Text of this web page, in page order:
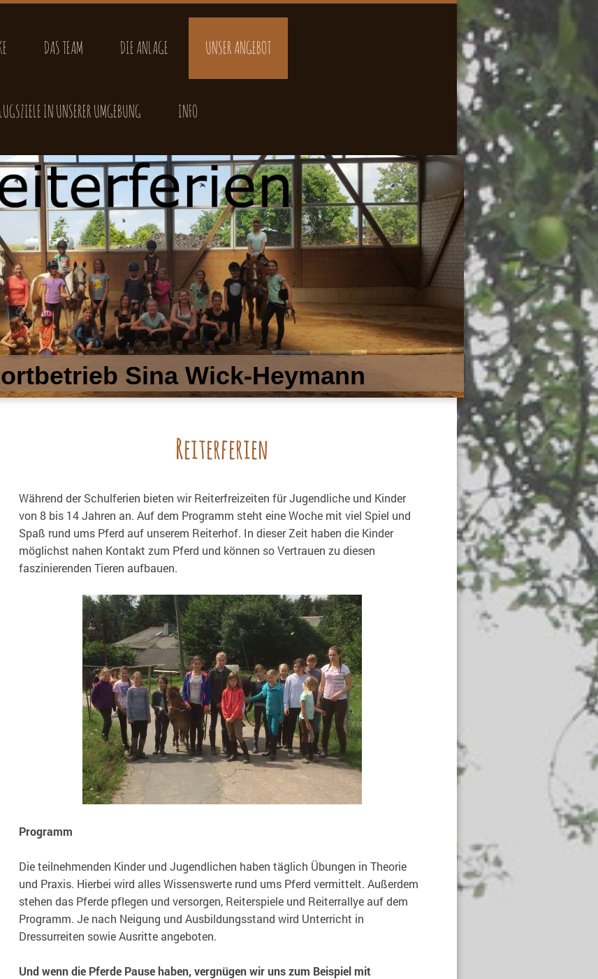
DAS TEAM DIE ANLAGE UNSER ANGEBOT
IN UNSERER UMGEBUNG INFO
Sina Wick-Heymann
Reiterferien
Während der Schulferien bieten wir Reiterfreizeiten für Jugendliche und Kinder
von 8 bis 14 Jahren an. Auf dem Programm steht eine Woche mit viel Spiel und
Spaß rund ums Pferd auf unserem Reiterhof. In dieser Zeit haben die Kinder
möglichst nahen Kontakt zum Pferd und können so Vertrauen zu diesen
faszinierenden Tieren aufbauen.
Programm
Die teilnehmenden Kinder und Jugendlichen haben täglich Übungen in Theorie
und Praxis. Hierbei wird alles Wissenswerte rund ums Pferd vermittelt. Außerdem
stehen das Pferde pflegen und versorgen, Reiterspiele und Reiterrallye auf dem
Programm. Je nach Neigung und Ausbildungsstand wird Unterricht in
Dressurreiten sowie Ausritte angeboten.
Und wenn die Pferde Pause haben, vergnügen wir uns zum Beispiel mit